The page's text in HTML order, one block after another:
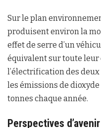
Sur le plan
produisent environ la
effet de serre d’un
équivalent sur toute leur
l’électrification des
les émissions de
tonnes chaque année.
Perspectives d’avenir